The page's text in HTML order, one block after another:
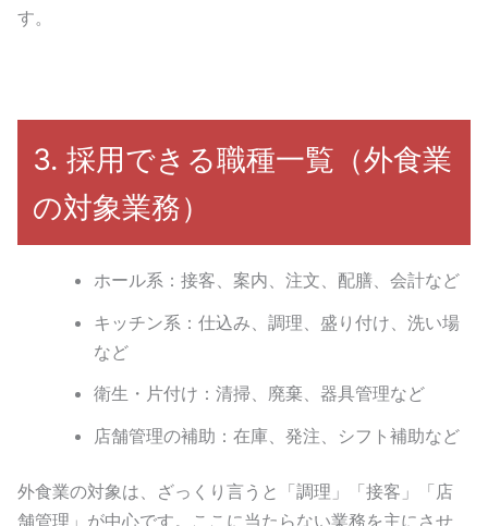
す。
3. 採用できる職種一覧（外食業
の対象業務）
ホール系：接客、案内、注文、配膳、会計など
キッチン系：仕込み、調理、盛り付け、洗い場
など
衛生・片付け：清掃、廃棄、器具管理など
店舗管理の補助：在庫、発注、シフト補助など
外食業の対象は、ざっくり言うと「調理」「接客」「店
舗管理」が中心です。ここに当たらない業務を主にさせ